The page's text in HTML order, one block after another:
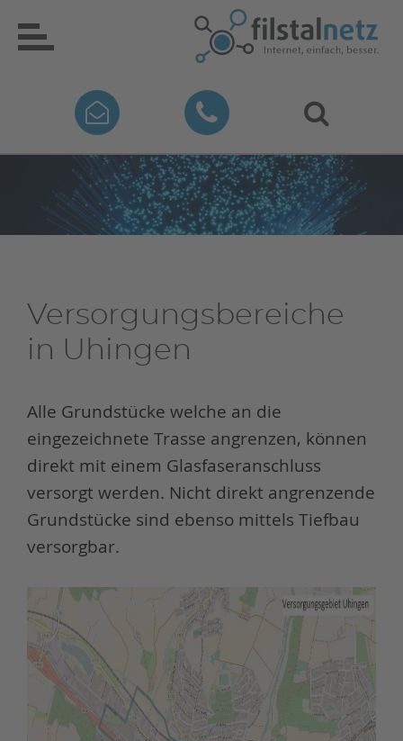
Versorgungsbereiche
in Uhingen
Alle Grundstücke welche an die
eingezeichnete Trasse angrenzen, können
direkt mit einem Glasfaseranschluss
versorgt werden. Nicht direkt angrenzende
Grundstücke sind ebenso mittels Tiefbau
versorgbar.